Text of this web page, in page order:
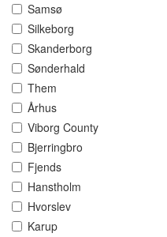
Samsø
Silkeborg
Skanderborg
Sønderhald
Them
Århus
Viborg County
Bjerringbro
Fjends
Hanstholm
Hvorslev
Karup